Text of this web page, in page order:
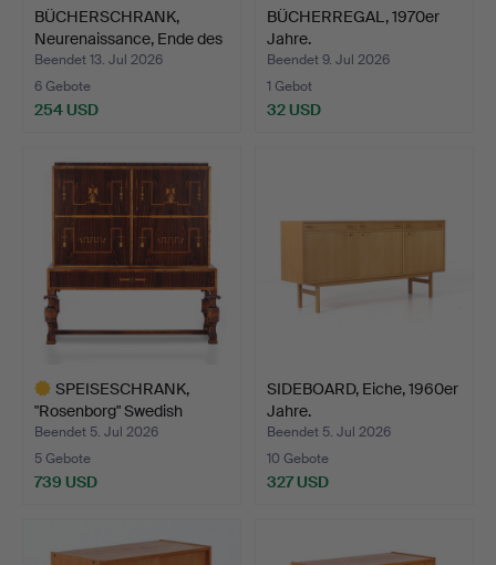
BÜCHERSCHRANK,
Neurenaissance, Ende des
19…
Beendet 13. Jul 2026
6 Gebote
254 USD
BÜCHERREGAL, 1970er
Jahre.
Beendet 9. Jul 2026
1 Gebot
32 USD
SPEISESCHRANK,
"Rosenborg" Swedish
Grace, …
Beendet 5. Jul 2026
5 Gebote
739 USD
SIDEBOARD, Eiche, 1960er
Jahre.
Beendet 5. Jul 2026
10 Gebote
327 USD